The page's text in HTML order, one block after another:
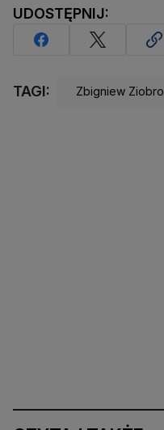
UDOSTĘPNIJ:
TAGI: Zbigniew Ziobro